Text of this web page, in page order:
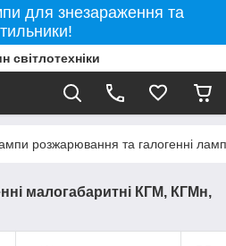
для знезараження та
світлотехніки
розжарювання та галогенні
малогабаритні КГМ, КГМн,